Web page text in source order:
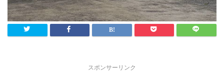
スポンサーリンク